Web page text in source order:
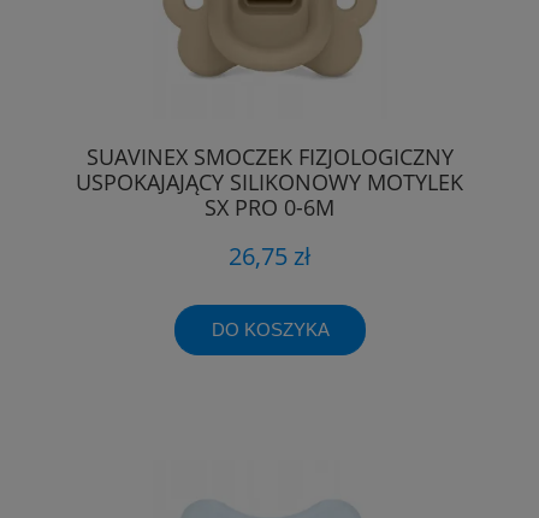
SUAVINEX SMOCZEK FIZJOLOGICZNY
USPOKAJAJĄCY SILIKONOWY MOTYLEK
SX PRO 0-6M
26,75 zł
DO KOSZYKA